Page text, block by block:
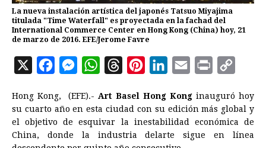
La nueva instalación artística del japonés Tatsuo Miyajima
titulada "Time Waterfall" es proyectada en la fachad del
International Commerce Center en Hong Kong (China) hoy, 21
de marzo de 2016. EFE/Jerome Favre
X
c
e
b
M
s
s
e
W
a
t
s
r
e
a
n
t
e
n
k
e
a
l
i
n
t
p
y
L
Hong Kong, (EFE).-Art Basel Hong Konginauguró hoy
su cuarto año en esta ciudad con su edición más global y
el objetivo de esquivar la inestabilidad económica de
China, donde la industria delarte sigue en línea